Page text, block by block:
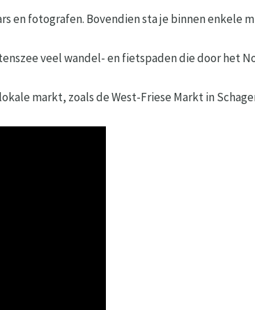
en fotografen. Bovendien sta je binnen enkele
veel wandel- en fietspaden die door het
markt, zoals de West-Friese Markt in